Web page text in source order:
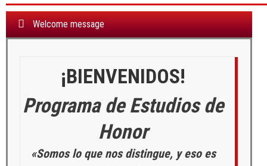
Welcome message
¡BIENVENIDOS!
Programa de Estudios de
Honor
«Somos lo que nos distingue, y eso es